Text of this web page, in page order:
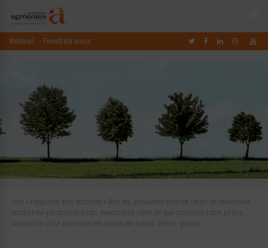
Webmail Finestreta única
Inici Preguntes amb resposta
Bon dia, actualment estic en l’atur i m’interessaria
establir-me per compte propi, necessitaria saber en què consisteix i com podria
capitalitzar l’atur que encara em queda per cobrar. Moltes gràcies